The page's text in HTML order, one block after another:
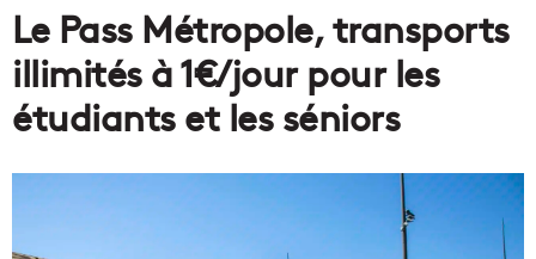
Le Pass Métropole, transports
illimités à 1€/jour pour les
étudiants et les séniors